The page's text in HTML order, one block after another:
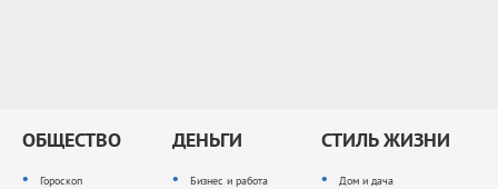
ОБЩЕСТВО
Гороскоп
ДЕНЬГИ
Бизнес и работа
СТИЛЬ ЖИЗНИ
Дом и дача